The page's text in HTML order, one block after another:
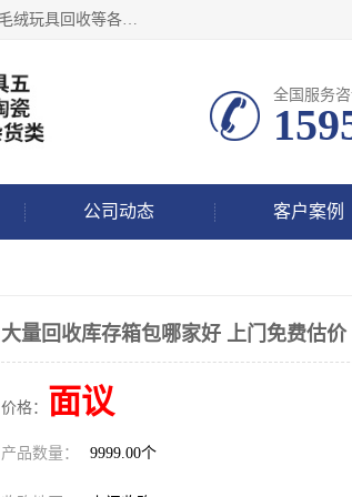
义乌永峰贸易商行长期从事:义乌库存回收、库存五金工具回收、库存杯子回收、尾货处理、尾货回收、库存毛绒玩具回收等各类产品库存回收，我们一直秉承：“，专业收购，价格从优，互惠互利，现金交易，价格公道”七大原则。欢迎有库存处理的老板来电洽谈!
全国服务
公司动态 客户案例
大量回收库存箱包哪家好 上门免费估价
价格： 面议
产品数量： 9999.00个